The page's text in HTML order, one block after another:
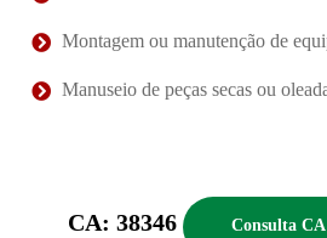
Montagem ou manutenção de
Manuseio de peças secas ou
CA: 38346 Consulta CA